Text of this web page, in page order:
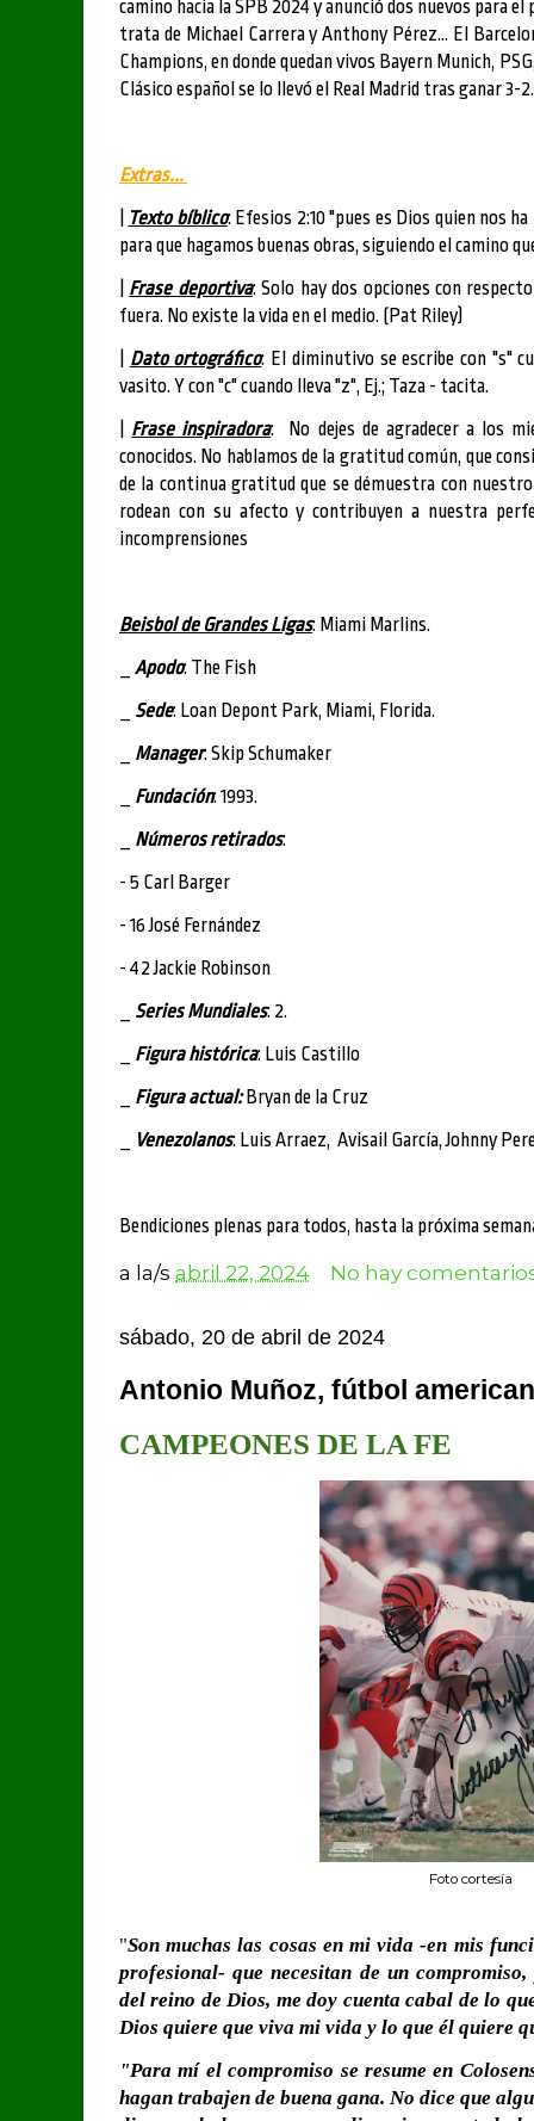
camino hacia la SPB 2024 y anunció dos nuevos para
trata de Michael Carrera y Anthony Pérez... El
Champions, en donde quedan vivos Bayern Munich,
Clásico español se lo llevó el Real Madrid tras ganar 3-
Extras...
Texto bíblico: Efesios 2:10 "pues es Dios quien nos
para que hagamos buenas obras, siguiendo el camino
Frase deportiva: Solo hay dos opciones con
fuera. No existe la vida en el medio. (Pat Riley)
Dato ortográfico: El diminutivo se escribe con "s"
vasito. Y con "c" cuando lleva "z", Ej.; Taza - tacita.
Frase inspiradora: No dejes de agradecer a los
conocidos. No hablamos de la gratitud común, que
de la continua gratitud que se démuestra con
rodean con su afecto y contribuyen a nuestra
incomprensiones
Beisbol de Grandes Ligas: Miami Marlins.
Apodo: The Fish
Sede: Loan Depont Park, Miami, Florida.
Manager: Skip Schumaker
Fundación: 1993.
Números retirados:
- 5 Carl Barger
- 16 José Fernández
- 42 Jackie Robinson
Series Mundiales: 2.
Figura histórica: Luis Castillo
Figura actual:Bryan de la Cruz
Venezolanos: Luis Arraez, Avisail García, Johnny
Bendiciones plenas para todos, hasta la próxima
a la/s abril 22, 2024 No hay
sábado, 20 de abril de 2024
Antonio Muñoz, fútbol
CAMPEONES DE LA FE
Foto cortesía
"Son muchas las cosas en mi vida -en mis
profesional- que necesitan de un
del reino de Dios, me doy cuenta cabal de lo
Dios quiere que viva mi vida y lo que él quiere
"Para mí el compromiso se resume en
hagan trabajen de buena gana. No dice que